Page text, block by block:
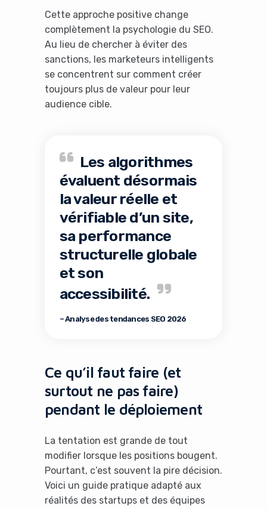
Cette approche positive change
complètement la psychologie du SEO.
Au lieu de chercher à éviter des
sanctions, les marketeurs intelligents
se concentrent sur comment créer
toujours plus de valeur pour leur
audience cible.
Les algorithmes
évaluent désormais
la valeur réelle et
vérifiable d’un site,
sa performance
structurelle globale
et son
accessibilité.
– Analyse des tendances SEO 2026
Ce qu’il faut faire (et
surtout ne pas faire)
pendant le déploiement
La tentation est grande de tout
modifier lorsque les positions bougent.
Pourtant, c’est souvent la pire décision.
Voici un guide pratique adapté aux
réalités des startups et des équipes